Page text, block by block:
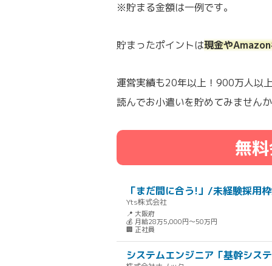
※貯まる金額は一例です。
貯まったポイントは現金や
運営実績も20年以上！900万人以
読んでお小遣いを貯めてみません
無
「まだ間に合う!」/未経験採用
Yts株式会社
📍 大阪府
💰 月給28万5,000円～50万円
🏢 正社員
システムエンジニア「基幹シス